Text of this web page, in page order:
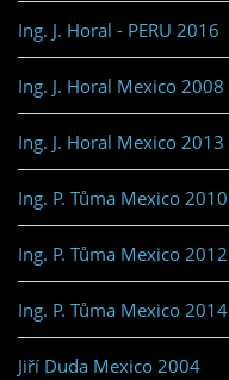
Ing. J. Horal - PERU 2016
Ing. J. Horal Mexico 2008
Ing. J. Horal Mexico 2013
Ing. P. Tůma Mexico 2010
Ing. P. Tůma Mexico 2012
Ing. P. Tůma Mexico 2014
Jiří Duda Mexico 2004